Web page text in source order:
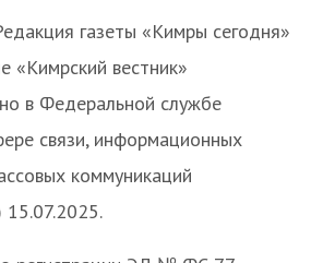
газеты «Кимры сегодня»
«Кимрский вестник»
в Федеральной службе
связи, информационных
коммуникаций